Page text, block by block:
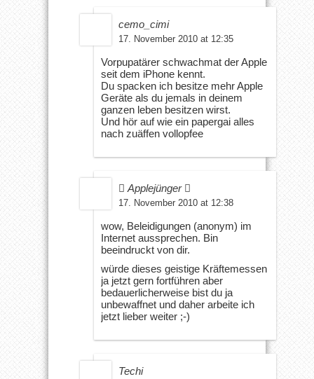
cemo_cimi
17. November 2010 at 12:35
Vorpupatärer schwachmat der Apple
seit dem iPhone kennt.
Du spacken ich besitze mehr Apple
Geräte als du jemals in deinem
ganzen leben besitzen wirst.
Und hör auf wie ein papergai alles
nach zuäffen vollopfee
 Applejünger 
17. November 2010 at 12:38
wow, Beleidigungen (anonym) im
Internet aussprechen. Bin
beeindruckt von dir.
würde dieses geistige Kräftemessen
ja jetzt gern fortführen aber
bedauerlicherweise bist du ja
unbewaffnet und daher arbeite ich
jetzt lieber weiter ;-)
Techi